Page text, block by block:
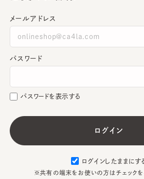
メールアドレス
パスワード
パスワードを表示する
ログインしたままにす
※共有の端末をお使いの方はチェックを